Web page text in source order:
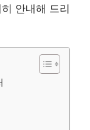
안내해 드리